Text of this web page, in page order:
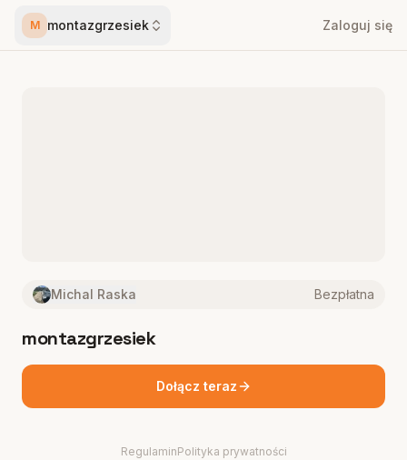
M montazgrzesiek Zaloguj się
Michal Raska Bezpłatna
montazgrzesiek
Dołącz teraz
RegulaminPolityka prywatności